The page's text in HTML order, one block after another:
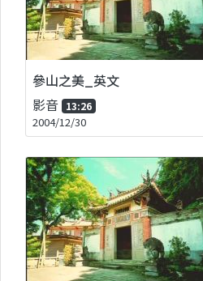
參山之美_英文
影音 13:26
2004/12/30